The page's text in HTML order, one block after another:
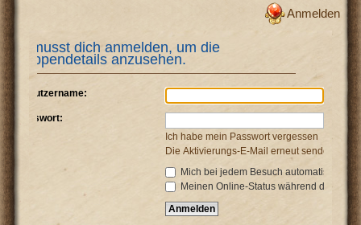
Anmelden
Du musst dich anmelden, um die
Gruppendetails anzusehen.
Benutzername:
Passwort:
Ich habe mein Passwort vergessen
Die Aktivierungs-E-Mail erneut senden
Mich bei jedem Besuch automatisch
Meinen Online-Status während dieser